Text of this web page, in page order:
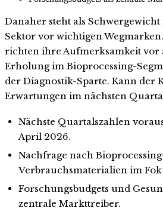
Danaher steht als
Sektor vor wichtigen
richten ihre Aufmerksamkeit vor
Erholung im Bioprocessing-
der Diagnostik-Sparte. Kann der
Erwartungen im nächsten
Nächste Quartalszahlen
April 2026.
Nachfrage nach
Verbrauchsmaterialien im
Forschungsbudgets und
zentrale Markttreiber.